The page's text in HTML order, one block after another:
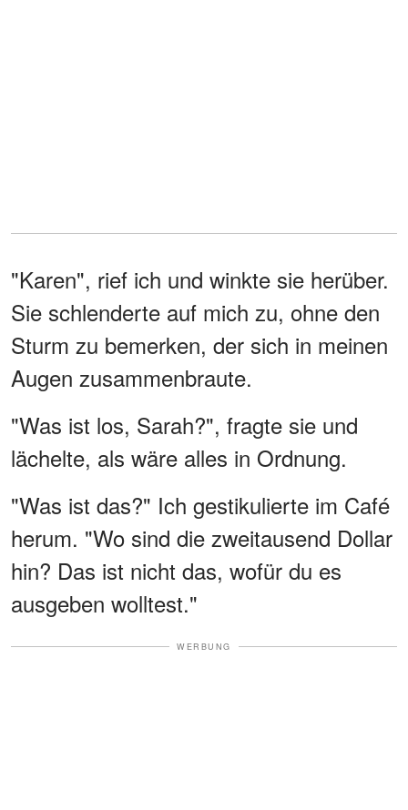
"Karen", rief ich und winkte sie herüber.
Sie schlenderte auf mich zu, ohne den
Sturm zu bemerken, der sich in meinen
Augen zusammenbraute.
"Was ist los, Sarah?", fragte sie und
lächelte, als wäre alles in Ordnung.
"Was ist das?" Ich gestikulierte im Café
herum. "Wo sind die zweitausend Dollar
hin? Das ist nicht das, wofür du es
ausgeben wolltest."
WERBUNG